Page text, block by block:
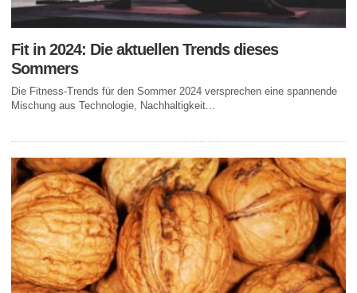
Fit in 2024: Die aktuellen Trends dieses
Sommers
Die Fitness-Trends für den Sommer 2024 versprechen eine spannende
Mischung aus Technologie, Nachhaltigkeit...